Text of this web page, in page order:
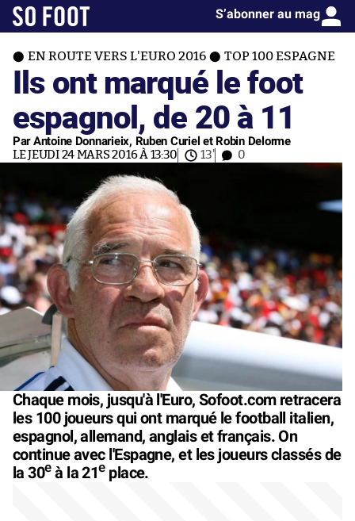
S’abonner au mag
EN ROUTE VERS L'EURO 2016 TOP 100 ESPAGNE
Ils ont marqué le foot
espagnol, de 20 à 11
Par Antoine Donnarieix, Ruben Curiel et Robin Delorme
LE JEUDI 24 MARS 2016 À 13:30 13' 0
Chaque mois, jusqu'à l'Euro, Sofoot.com retracera
les 100 joueurs qui ont marqué le football italien,
espagnol, allemand, anglais et français. On
continue avec l'Espagne, et les joueurs classés de
la 30eà la 21eplace.